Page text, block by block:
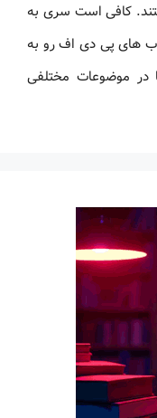
کافی است سری به
های پی دی اف رو به
موضوعات مختلفی